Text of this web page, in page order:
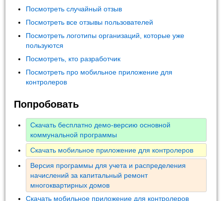
Посмотреть случайный отзыв
Посмотреть все отзывы пользователей
Посмотреть логотипы организаций, которые уже
пользуются
Посмотреть, кто разработчик
Посмотреть про мобильное приложение для
контролеров
Попробовать
Скачать бесплатно демо-версию основной
коммунальной программы
Скачать мобильное приложение для контролеров
Версия программы для учета и распределения
начислений за капитальный ремонт
многоквартирных домов
Скачать мобильное приложение для контролеров